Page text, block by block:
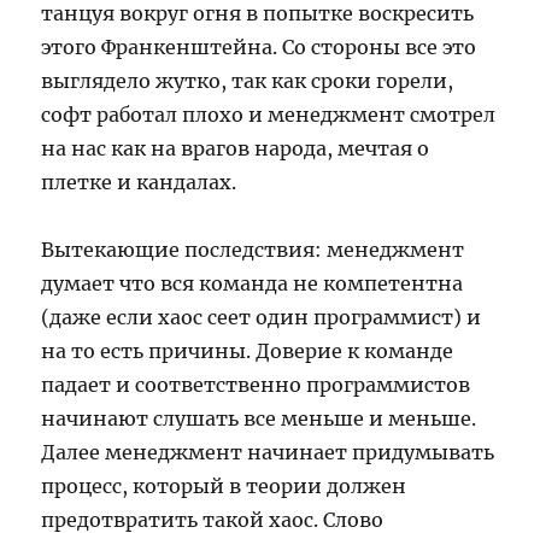
танцуя вокруг огня в попытке воскресить
этого Франкенштейна. Со стороны все это
выглядело жутко, так как сроки горели,
софт работал плохо и менеджмент смотрел
на нас как на врагов народа, мечтая о
плетке и кандалах.
Вытекающие последствия: менеджмент
думает что вся команда не компетентна
(даже если хаос сеет один программист) и
на то есть причины. Доверие к команде
падает и соответственно программистов
начинают слушать все меньше и меньше.
Далее менеджмент начинает придумывать
процесс, который в теории должен
предотвратить такой хаос. Слово